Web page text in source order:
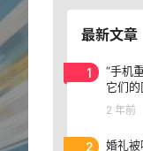
最新文章
1
“手机
它们的
2 年前
2
婚礼